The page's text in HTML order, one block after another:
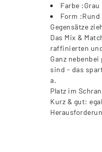
Farbe :Grau
Form :Rund
Gegensätze
Das Mix &
raffinierten
Ganz
sind - das
a.
Platz im
Kurz & gut: